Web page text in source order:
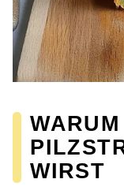
WIRST